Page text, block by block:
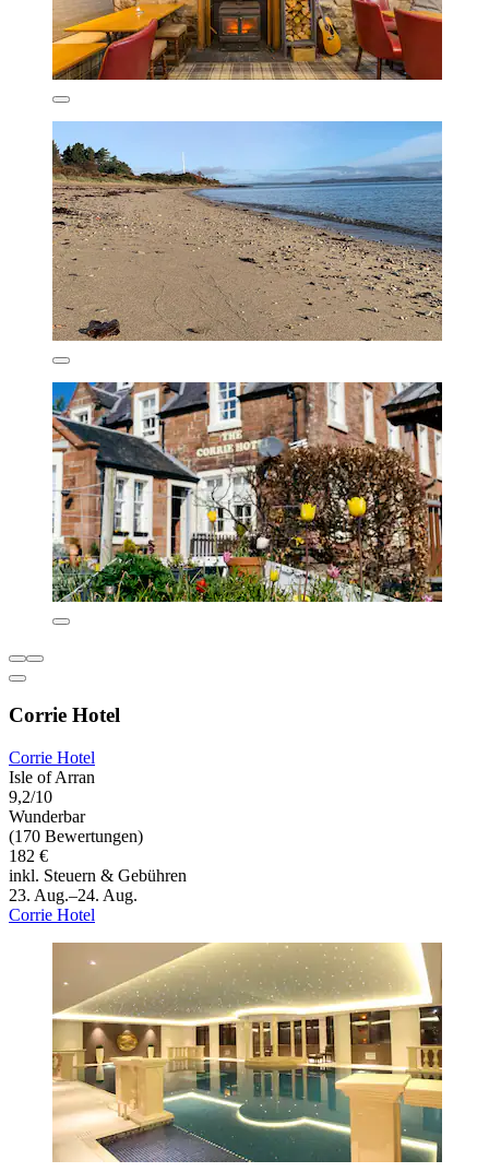
Corrie Hotel
Corrie Hotel
Isle of Arran
9,2/10
Wunderbar
(170 Bewertungen)
182 €
inkl. Steuern & Gebühren
23. Aug.–24. Aug.
Corrie Hotel